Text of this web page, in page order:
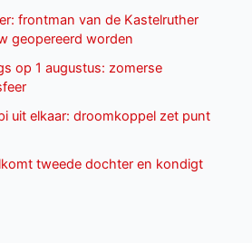
frontman van de Kastelruther
geopereerd worden
op 1 augustus: zomerse
uit elkaar: droomkoppel zet punt
tweede dochter en kondigt